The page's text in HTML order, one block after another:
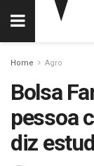
Home Agro
Bolsa
pessoa
diz